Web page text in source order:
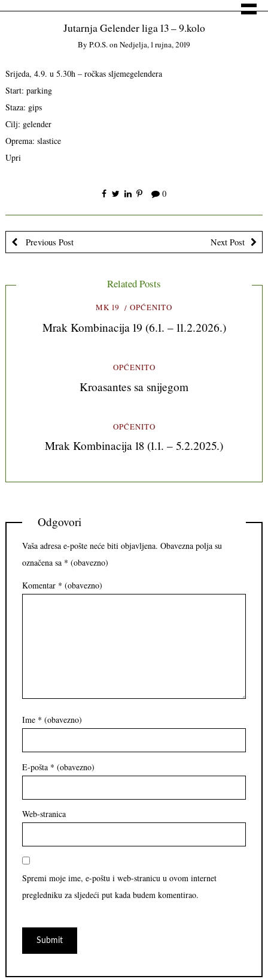
Jutarnja Gelender liga 13 – 9.kolo
By P.o.s.on Nedjelja, 1 rujna, 2019
Srijeda, 4.9. u 5.30h – ročkas sljemegelendera
Start: parking
Staza: gips
Cilj: gelender
Oprema: slastice
Upri
0
Previous Post Next Post
Related Posts
MK 19 OPĆENITO
Mrak Kombinacija 19 (6.1. – 11.2.2026.)
OPĆENITO
Kroasantes sa snijegom
OPĆENITO
Mrak Kombinacija 18 (1.1. – 5.2.2025.)
Odgovori
Vaša adresa e-pošte neće biti objavljena. Obavezna polja su
označena sa * (obavezno)
Komentar * (obavezno)
Ime * (obavezno)
E-pošta * (obavezno)
Web-stranica
Spremi moje ime, e-poštu i web-stranicu u ovom internet
pregledniku za sljedeći put kada budem komentirao.